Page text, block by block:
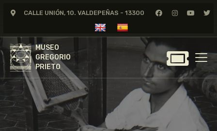
CALLE UNIÓN, 10. VALDEPEÑAS - 13300
MUSEO
GREGORIO
PRIETO
MUSEO
GREGORIO
GREGORIO PRIETO
MUSEO
ARCHIVO
CERTAMEN DE DIBUJO